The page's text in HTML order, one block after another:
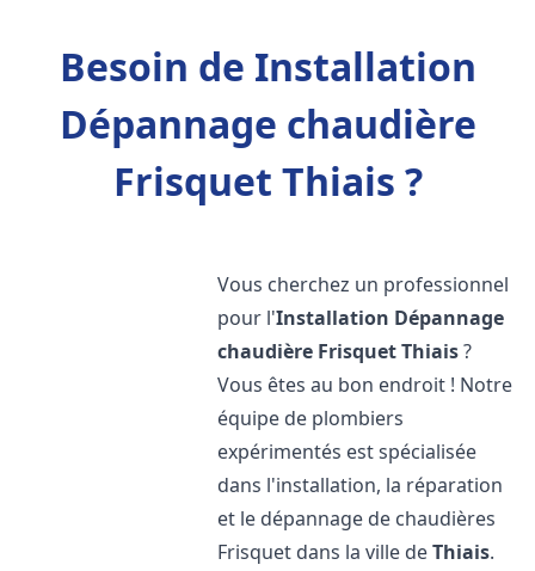
Besoin de Installation
Dépannage chaudière
Frisquet Thiais ?
Vous cherchez un professionnel
pour l'Installation Dépannage
chaudière FrisquetThiais?
Vous êtes au bon endroit ! Notre
équipe de plombiers
expérimentés est spécialisée
dans l'installation, la réparation
et le dépannage de chaudières
Frisquet dans la ville deThiais.